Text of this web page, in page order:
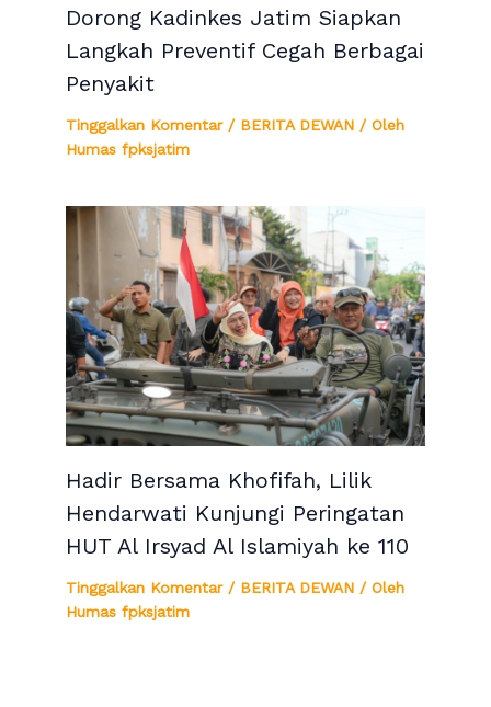
Dorong Kadinkes Jatim Siapkan
Langkah Preventif Cegah Berbagai
Penyakit
Tinggalkan Komentar / BERITA DEWAN / Oleh
Humas fpksjatim
Hadir Bersama Khofifah, Lilik
Hendarwati Kunjungi Peringatan
HUT Al Irsyad Al Islamiyah ke 110
Tinggalkan Komentar / BERITA DEWAN / Oleh
Humas fpksjatim